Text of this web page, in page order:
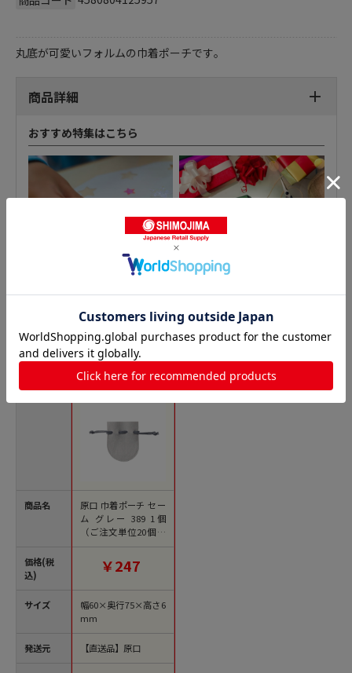
丸底が可愛いフォルムの巾着ポーチです｡
商品詳細
おすすめ特集はこちら
アクセサリーポーチの人気商品との比較
商品名
価格(税
込)
サイズ
発送元
原口 巾着ポーチ セー
ム グレー 389 1個
（ご注文単位20個）
【直送品】
￥247
幅60×奥行75×高さ6
mm
【直送品】原口